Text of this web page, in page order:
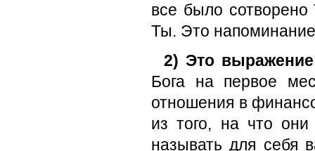
все было
Ты. Это
2) Это
Бога на первое
отношения в
из того, на что
называть для себя